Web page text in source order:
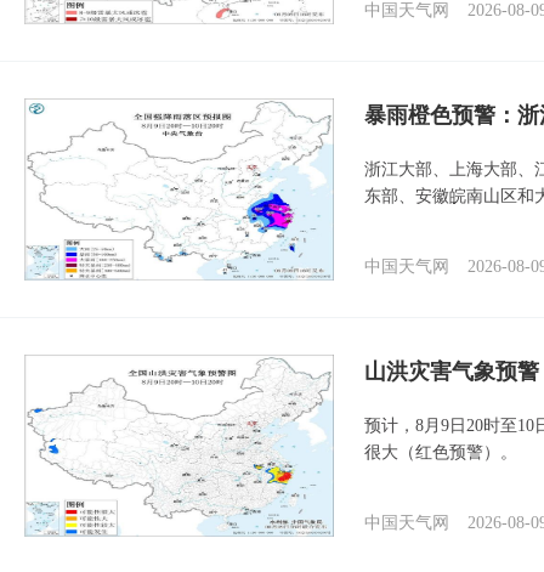
中国天气网
2026-08-
暴雨橙色预警：
浙江大部、上海大部、
东部、安徽皖南山区和
中国天气网 2026-08-
山洪灾害气象预
预计，8月9日20时至
很大（红色预警）。
中国天气网 2026-08-